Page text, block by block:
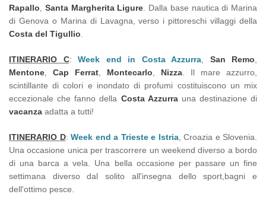
Rapallo
Santa Margherita Ligure . Dalla base nautica di Marina
di Genova o Marina di Lavagna, verso i pittoreschi villaggi della
Costa del Tigullio
ITINERARIO C: Week end in Costa Azzurra San Remo
Mentone
Cap Ferrat Montecarlo Nizza . Il mare azzurro,
scintillante di colori e inondato di profumi costituiscono un mix
eccezionale che fanno della Costa Azzurrauna destinazione di
vacanza adatta a tutti!
ITINERARIO D: Week end a Trieste e Istria, Croazia e Slovenia.
Una occasione unica per trascorrere un weekend diverso a bordo
di una barca a vela. Una bella occasione per passare un fine
settimana diverso dal solito all'insegna dello sport,bagni e
dell'ottimo pesce.